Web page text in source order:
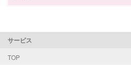
サービス
TOP